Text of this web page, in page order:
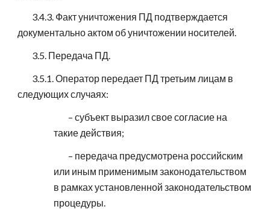
3.4.3. Факт уничтожения ПД подтверждается
документально актом об уничтожении носителей.
3.5. Передача ПД.
3.5.1. Оператор передает ПД третьим лицам в
следующих случаях:
– субъект выразил свое согласие на
такие действия;
– передача предусмотрена российским
или иным применимым законодательством
в рамках установленной законодательством
процедуры.